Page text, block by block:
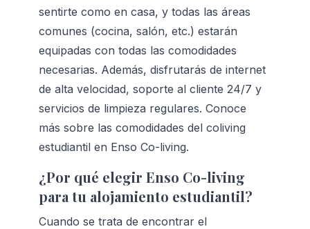
sentirte como en casa, y todas las áreas
comunes (cocina, salón, etc.) estarán
equipadas con todas las comodidades
necesarias. Además, disfrutarás de internet
de alta velocidad, soporte al cliente 24/7 y
servicios de limpieza regulares. Conoce
más sobre las comodidades del coliving
estudiantil en Enso Co-living.
¿Por qué elegir Enso Co-living
para tu alojamiento estudiantil?
Cuando se trata de encontrar el